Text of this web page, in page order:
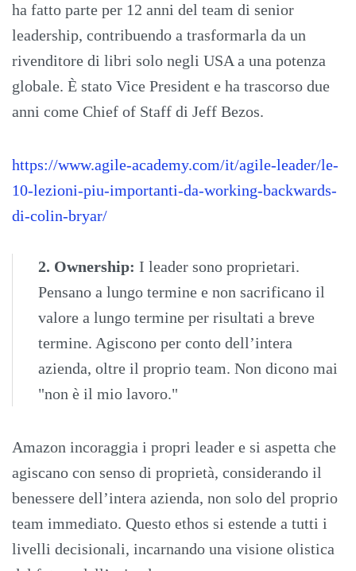
ha fatto parte per 12 anni del team di senior
leadership, contribuendo a trasformarla da un
rivenditore di libri solo negli USA a una potenza
globale. È stato Vice President e ha trascorso due
anni come Chief of Staff di Jeff Bezos.
https://www.agile-academy.com/it/agile-leader/le-
10-lezioni-piu-importanti-da-working-backwards-
di-colin-bryar/
2. Ownership: I leader sono proprietari.
Pensano a lungo termine e non sacrificano il
valore a lungo termine per risultati a breve
termine. Agiscono per conto dell’intera
azienda, oltre il proprio team. Non dicono mai
"non è il mio lavoro."
Amazon incoraggia i propri leader e si aspetta che
agiscano con senso di proprietà, considerando il
benessere dell’intera azienda, non solo del proprio
team immediato. Questo ethos si estende a tutti i
livelli decisionali, incarnando una visione olistica